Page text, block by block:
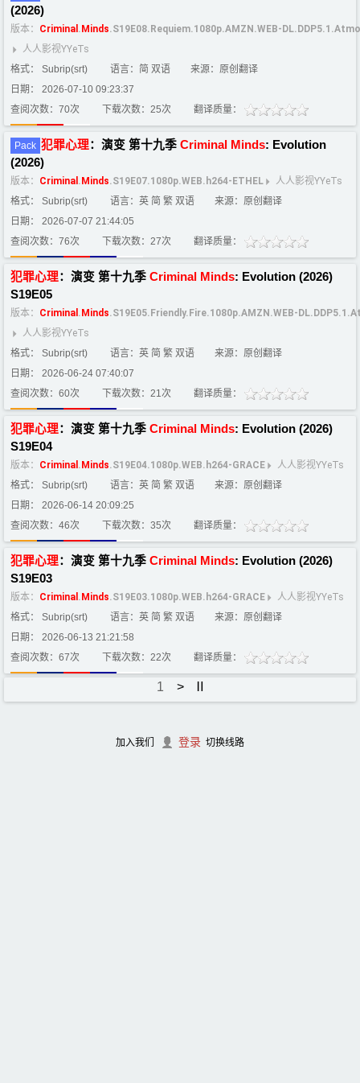
加入我们 登录 切换线路
(2026)
版本： Criminal . Minds.S19E08.Requiem.1080p.AMZN.WEB-
人人影视YYeTs
格式： Subrip(srt)
语言：简 双语
来源：原创翻译
日期： 2026-07-10 09:23:37
查阅次数：70次
下载次数：25次 翻译质量：
Pack 犯罪心理：演变 第十九季 Criminal Minds: Evolution
(2026)
版本： Criminal . Minds.S19E07.1080p.WEB.h264-ETHEL
人人影视YYeTs
格式： Subrip(srt)
语言：英 简 繁 双语
来源：原创翻译
日期： 2026-07-07 21:44:05
查阅次数：76次
下载次数：27次 翻译质量：
犯罪心理：演变 第十九季 Criminal Minds: Evolution (2026)
S19E05
版本： Criminal . Minds.S19E05.Friendly.Fire.1080p.AMZN.WEB-
人人影视YYeTs
格式： Subrip(srt)
语言：英 简 繁 双语
来源：原创翻译
日期： 2026-06-24 07:40:07
查阅次数：60次
下载次数：21次 翻译质量：
犯罪心理：演变 第十九季 Criminal Minds: Evolution (2026)
S19E04
版本： Criminal . Minds.S19E04.1080p.WEB.h264-GRACE
人人影视YYeTs
格式： Subrip(srt)
语言：英 简 繁 双语
来源：原创翻译
日期： 2026-06-14 20:09:25
查阅次数：46次
下载次数：35次 翻译质量：
犯罪心理：演变 第十九季 Criminal Minds: Evolution (2026)
S19E03
版本： Criminal . Minds.S19E03.1080p.WEB.h264-GRACE
人人影视YYeTs
格式： Subrip(srt)
语言：英 简 繁 双语
来源：原创翻译
日期： 2026-06-13 21:21:58
查阅次数：67次
下载次数：22次 翻译质量：
1 >